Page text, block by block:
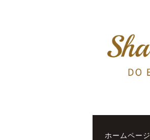
ホームページ